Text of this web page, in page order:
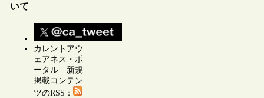
いて
カレントアウ
ェアネス・ポ
ータル 新規
掲載コンテン
ツのRSS：